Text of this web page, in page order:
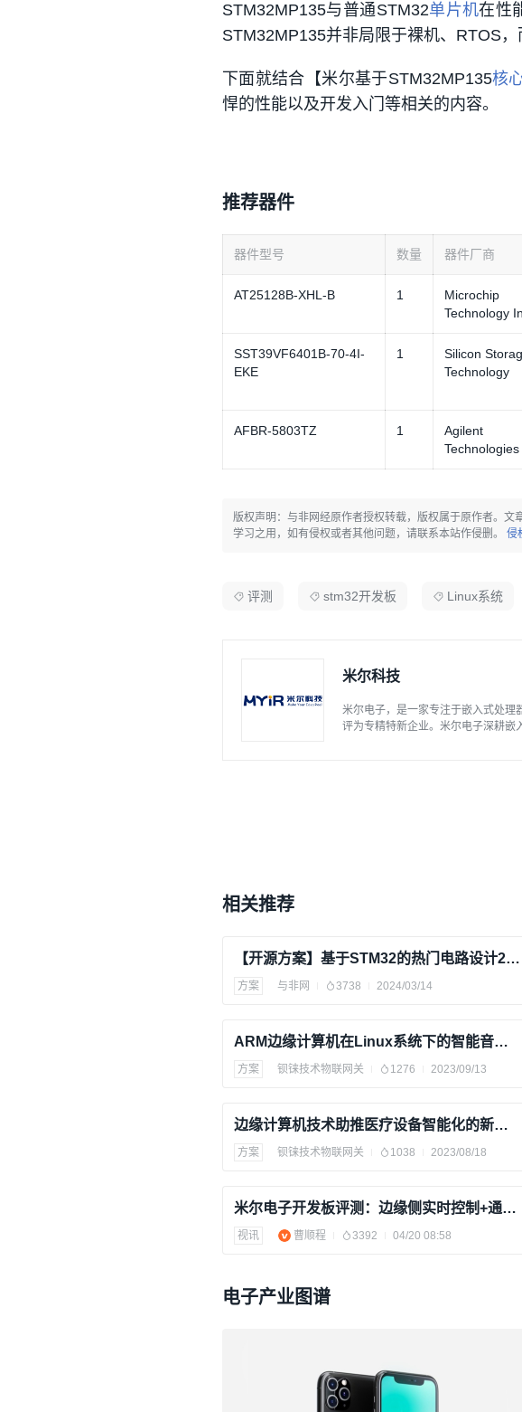
STM32MP135与普通STM32单片机在性
STM32MP135并非局限于裸机、RTOS
下面就结合【米尔基于STM32MP135核
悍的性能以及开发入门等相关的内容。
推荐器件
器件型号 数量 器件厂商
AT25128B-XHL-B 1
Microchip
Technology
SST39VF6401B-70-4I-
EKE
1
Silicon
Technology
AFBR-5803TZ 1
Agilent
版权声明：与非网经原作者授权转载，版权属于原作者。
学习之用，如有侵权或者其他问题，请联系本站作侵删。 侵
评测 stm32开发板 Linux系统
米尔科技
米尔电子，是一家专注于嵌入式处理
评为专精特新企业。米尔电子深耕嵌
相关推荐
【开源方案】基于STM32的热门电路设计20篇
方案 与非网 3738 2024/03/14
ARM边缘计算机在Linux系统下的智能音频和语音识别应用
方案 钡铼技术物联网关 1276 2023/09/13
边缘计算机技术助推医疗设备智能化的新时代
方案 钡铼技术物联网关 1038 2023/08/18
米尔电子开发板评测：边缘侧实时控制+通信融合
视讯 曹顺程 3392 04/20 08:58
电子产业图谱